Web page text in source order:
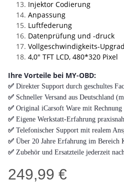
Injektor Codierung
Anpassung
Luftfederung
Datenprüfung und -druck
Vollgeschwindigkeits-
4,0″ TFT LCD, 480*320 Pixel
Ihre Vorteile bei MY-OBD:
✅ Direkter Support durch geschultes
✅ Schneller Versand aus Deutschland
✅ Original iCarsoft Ware mit Rechnung
✅ Eigene Werkstatt-Erfahrung
✅ Telefonischer Support mit realem
✅ Über 20 Jahre Erfahrung im Bereich
✅ Zubehör und Ersatzteile jederzeit
249,99 €